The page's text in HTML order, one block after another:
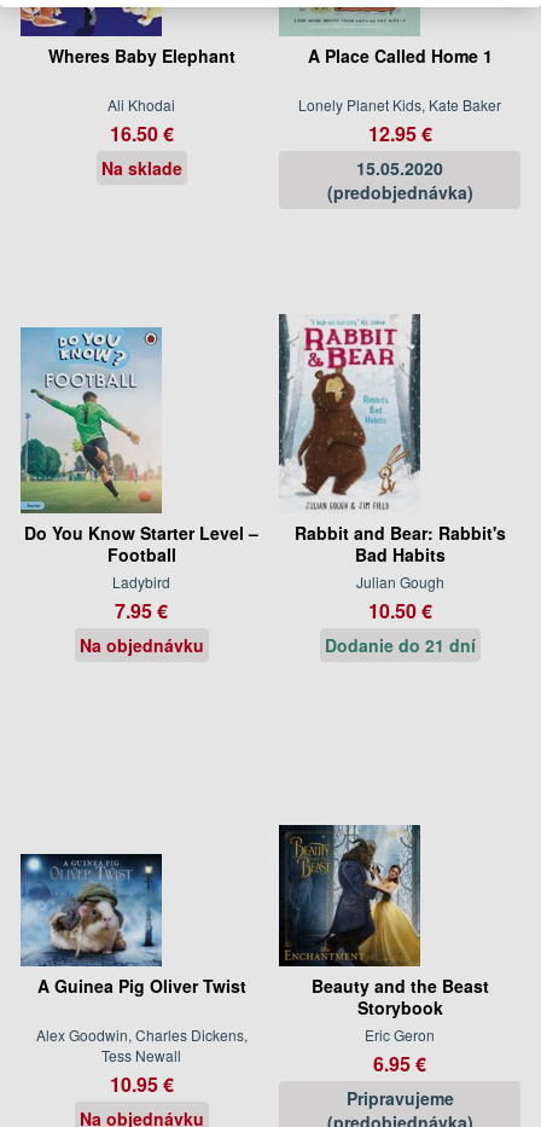
Wheres Baby Elephant
Ali Khodai
16.50 €
Na sklade
A Place Called Home 1
Lonely Planet Kids, Kate Baker
12.95 €
15.05.2020
(predobjednávka)
Do You Know Starter Level –
Football
Ladybird
7.95 €
Na objednávku
Rabbit and Bear: Rabbit's
Bad Habits
Julian Gough
10.50 €
Dodanie do 21 dní
A Guinea Pig Oliver Twist
Alex Goodwin, Charles Dickens,
Tess Newall
10.95 €
Na objednávku
Beauty and the Beast
Storybook
Eric Geron
6.95 €
Pripravujeme
(predobjednávka)